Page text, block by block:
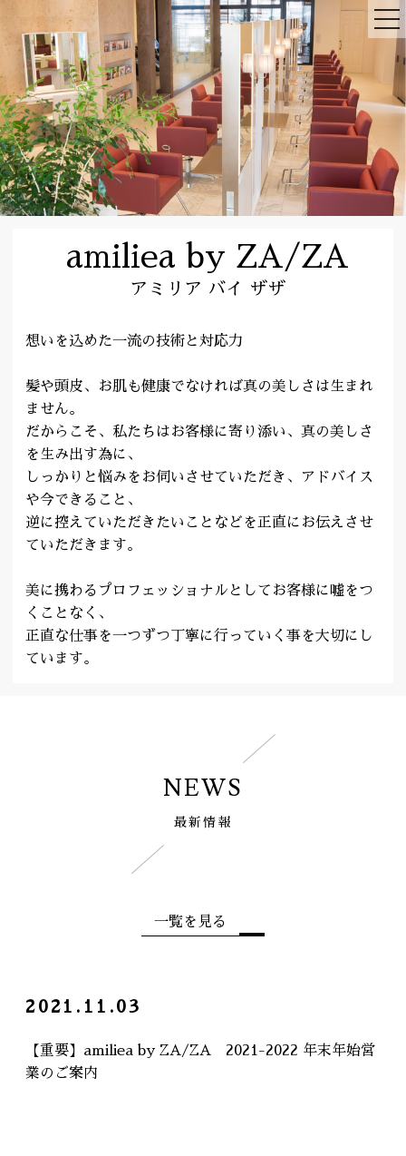
amiliea by ZA/ZA
アミリア バイ ザザ
想いを込めた一流の技術と対応力
髪や頭皮、お肌も健康でなければ真の美しさは生まれ
ません。
だからこそ、私たちはお客様に寄り添い、真の美しさ
を生み出す為に、
しっかりと悩みをお伺いさせていただき、アドバイス
や今できること、
逆に控えていただきたいことなどを正直にお伝えさせ
ていただきます。
美に携わるプロフェッショナルとしてお客様に嘘をつ
くことなく、
正直な仕事を一つずつ丁寧に行っていく事を大切にし
ています。
NEWS
最新情報
一覧を見る
2021.11.03
【重要】amiliea by ZA/ZA 2021-2022 年末年始営
業のご案内